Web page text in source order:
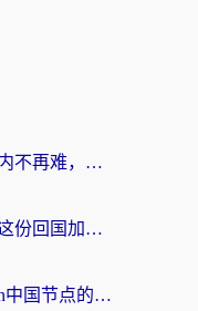
海外党必看：手机翻墙回国内不再难，一篇搞定无缝访问国内资源指南
海外华人电视直播总卡顿？这份回国加速器选择指南帮你无缝看国内资源
海外党必看：如何选对带vpn中国节点的加速器？无缝访问国内资源全攻略